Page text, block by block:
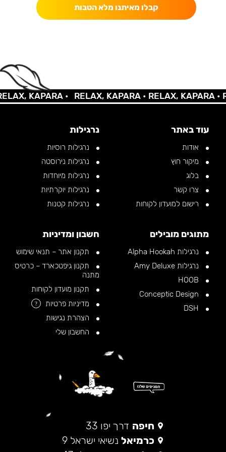
קבלו מאיתנו מלא הטבות
KAPARA • RELAX, KAPARA •RELAX, KAPARA •
עוד באתר
אודות
מיקור חוץ
בלוג
צרו קשר
רישום למועדון לקוחות
נרגילות
נרגילות רוסיות
נרגילות נירוסטה
נרגילות מיוחדות
נרגילות יוקרתיות
נרגילות קטנות
מתוגים מובילים
נרגילות Alpha Hookah
נרגילות Amy Deluxe
חשבון ומדיניות
תקנון אתר – תנאי שימוש
תקנון גיפטכארד – כרטיס
מתנה
תקנון מועדון לקוחות
מדיניות פרטיות
?
הצהרת נגישות
החשבון שלי
חיפה דרך יפו 33
כרמיאל נשיאי ישראל 9